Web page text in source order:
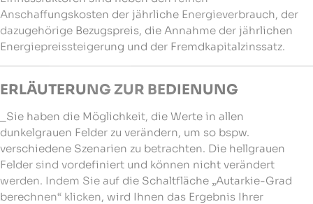
Anschaffungskosten der jährliche Energieverbrauch, der
dazugehörige Bezugspreis, die Annahme der jährlichen
Energiepreissteigerung und der Fremdkapitalzinssatz.
ERLÄUTERUNG ZUR BEDIENUNG
_Sie haben die Möglichkeit, die Werte in allen
dunkelgrauen Felder zu verändern, um so bspw.
verschiedene Szenarien zu betrachten. Die hellgrauen
Felder sind vordefiniert und können nicht verändert
werden. Indem Sie auf die Schaltfläche „Autarkie-Grad
berechnen“ klicken, wird Ihnen das Ergebnis Ihrer